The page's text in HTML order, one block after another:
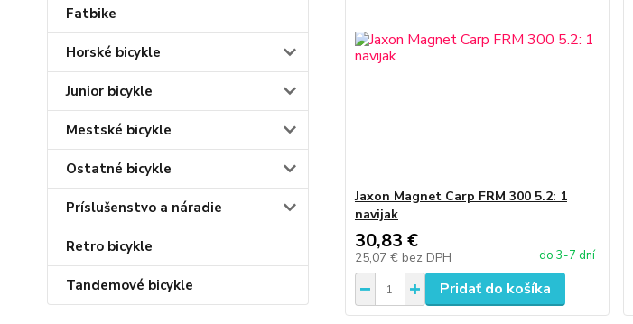
Fatbike
Horské bicykle
Junior bicykle
Mestské bicykle
Ostatné bicykle
Príslušenstvo a náradie
Retro bicykle
Tandemové bicykle
Jaxon Magnet Carp FRM 300 5.2: 1
navijak
30,83 €
25,07 € bez DPH do 3-7 dní
Pridať do košíka